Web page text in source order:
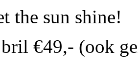
the sun shine!
€49,- (ook